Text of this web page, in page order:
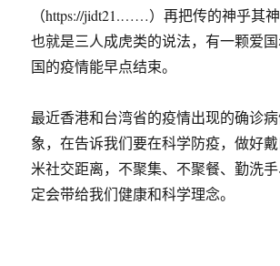
（https://jidt21.……）再把传的神乎其
也就是三人成虎类的说法，有一颗爱
国的疫情能早点结束。
最近香港和台湾省的疫情出现的确诊
象，在告诉我们要在科学防疫，做好
米社交距离，不聚集、不聚餐、勤洗
定会带给我们健康和科学理念。